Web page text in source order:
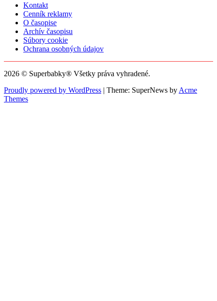
Kontakt
Cenník reklamy
O časopise
Archív časopisu
Súbory cookie
Ochrana osobných údajov
2026 © Superbabky® Všetky práva vyhradené.
Proudly powered by WordPress | Theme: SuperNews by Acme
Themes